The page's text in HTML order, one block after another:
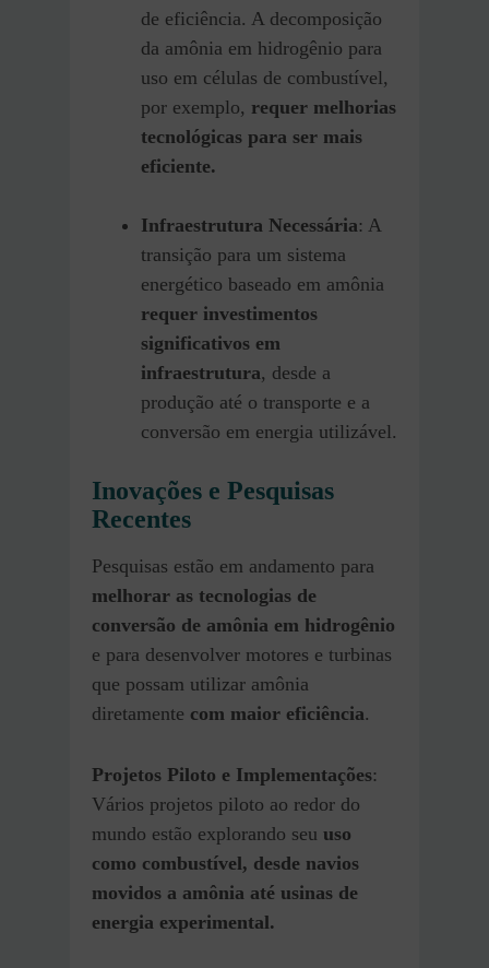
de eficiência. A decomposição
da amônia em hidrogênio para
uso em células de combustível,
por exemplo, requer melhorias
tecnológicas para ser mais
eficiente.
Infraestrutura Necessária: A
transição para um sistema
energético baseado em amônia
requer investimentos
significativos em
infraestrutura, desde a
produção até o transporte e a
conversão em energia utilizável.
Inovações e Pesquisas
Recentes
Pesquisas estão em andamento para
melhorar as tecnologias de
conversão de amônia em hidrogênio
e para desenvolver motores e turbinas
que possam utilizar amônia
diretamente com maior eficiência.
Projetos Piloto e Implementações:
Vários projetos piloto ao redor do
mundo estão explorando seu uso
como combustível, desde navios
movidos a amônia até usinas de
energia experimental.